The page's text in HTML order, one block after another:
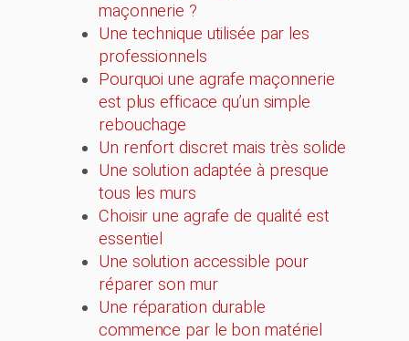
maçonnerie ?
Une technique utilisée par les
professionnels
Pourquoi une agrafe maçonnerie
est plus efficace qu’un simple
rebouchage
Un renfort discret mais très solide
Une solution adaptée à presque
tous les murs
Choisir une agrafe de qualité est
essentiel
Une solution accessible pour
réparer son mur
Une réparation durable
commence par le bon matériel